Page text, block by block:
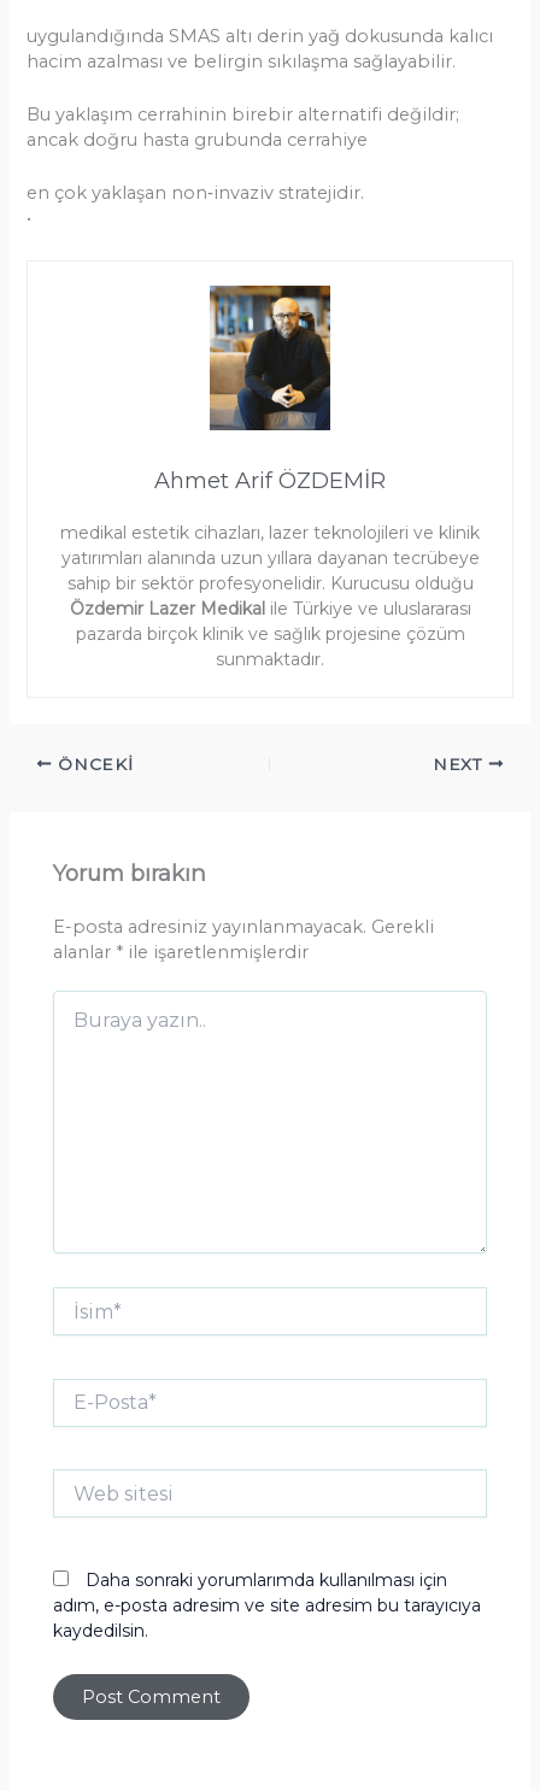
uygulandığında SMAS altı derin yağ dokusunda kalıcı
hacim azalması ve belirgin sıkılaşma sağlayabilir.
Bu yaklaşım cerrahinin birebir alternatifi değildir;
ancak doğru hasta grubunda cerrahiye
en çok yaklaşan non‑invaziv stratejidir.
•
Ahmet Arif ÖZDEMİR
medikal estetik cihazları, lazer teknolojileri ve klinik
yatırımları alanında uzun yıllara dayanan tecrübeye
sahip bir sektör profesyonelidir. Kurucusu olduğu
Özdemir Lazer Medikal ile Türkiye ve uluslararası
pazarda birçok klinik ve sağlık projesine çözüm
sunmaktadır.
ÖNCEKI NEXT
Yorum bırakın
E-posta adresiniz yayınlanmayacak. Gerekli
alanlar * ile işaretlenmişlerdir
yazın..
İsim*
Posta*
sitesi
Daha sonraki yorumlarımda kullanılması için
adım, e-posta adresim ve site adresim bu tarayıcıya
kaydedilsin.